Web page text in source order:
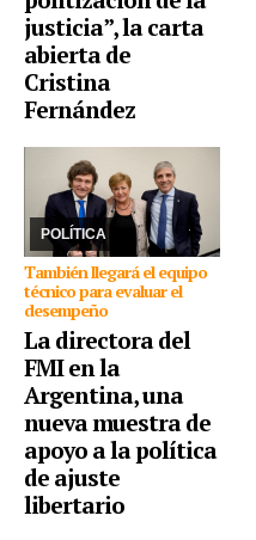
justicia”, la carta
abierta de
Cristina
Fernández
POLÍTICA
También llegará el equipo
técnico para evaluar el
desempeño
La directora del
FMI en la
Argentina, una
nueva muestra de
apoyo a la política
de ajuste
libertario
27/07/2026
Georgieva tuvo como
primera actividad visitar
Economía que conduce
Luis Caputo. Se busca
dar una señal a los
mercados, au ...